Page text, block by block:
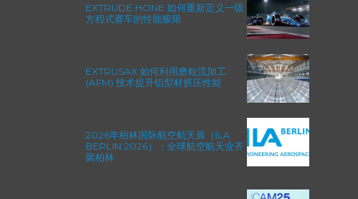
EXTRUDE HONE 如何重新定义一级
方程式赛车的性能极限
EXTRUSAX 如何利用磨粒流加工
(AFM) 技术提升铝型材挤压性能
2026年柏林国际航空航天展（ILA
BERLIN 2026）：全球航空航天业齐
聚柏林